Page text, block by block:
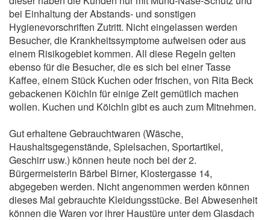
bei Einhaltung der Abstands- und sonstigen
Hygienevorschriften Zutritt. Nicht eingelassen werden
Besucher, die Krankheitssymptome aufweisen oder aus
einem Risikogebiet kommen. All diese Regeln gelten
ebenso für die Besucher, die es sich bei einer Tasse
Kaffee, einem Stück Kuchen oder frischen, von Rita Beck
gebackenen Köichln für einige Zeit gemütlich machen
wollen. Kuchen und Köichln gibt es auch zum Mitnehmen.
Gut erhaltene Gebrauchtwaren (Wäsche,
Haushaltsgegenstände, Spielsachen, Sportartikel,
Geschirr usw.) können heute noch bei der 2.
Bürgermeisterin Bärbel Birner, Klostergasse 14,
abgegeben werden. Nicht angenommen werden können
dieses Mal gebrauchte Kleidungsstücke. Bei Abwesenheit
können die Waren vor ihrer Haustüre unter dem Glasdach